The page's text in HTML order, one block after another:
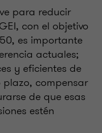
para reducir
con el objetivo
es importante
actuales;
y eficientes de
plazo, compensar
de que esas
estén